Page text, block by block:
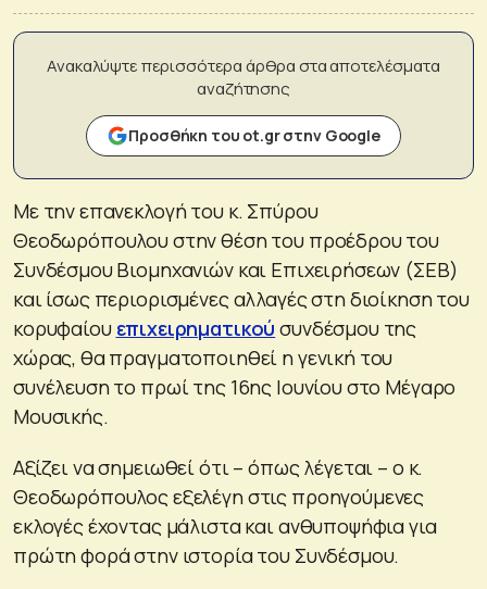
Ανακαλύψτε περισσότερα άρθρα στα αποτελέσματα
αναζήτησης
Προσθήκη του ot.gr στην Google
Με την επανεκλογή του κ. Σπύρου
Θεοδωρόπουλου στην θέση του προέδρου του
Συνδέσμου Βιομηχανιών και Επιχειρήσεων (ΣΕΒ)
και ίσως περιορισμένες αλλαγές στη διοίκηση του
κορυφαίου επιχειρηματικού συνδέσμου της
χώρας, θα πραγματοποιηθεί η γενική του
συνέλευση το πρωί της 16ης Ιουνίου στο Μέγαρο
Μουσικής.
Αξίζει να σημειωθεί ότι – όπως λέγεται – ο κ.
Θεοδωρόπουλος εξελέγη στις προηγούμενες
εκλογές έχοντας μάλιστα και ανθυποψήφια για
πρώτη φορά στην ιστορία του Συνδέσμου.